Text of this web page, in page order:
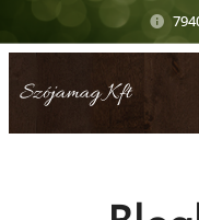
Szójamag Kft